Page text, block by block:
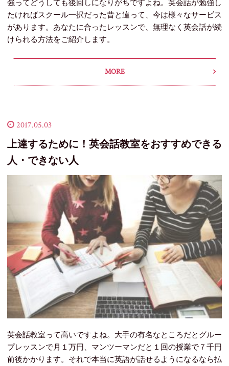
強ってどうしても後回しになりがちですよね。 英会話が勉強し
たければスクール一択だった昔と違って、今は様々なサービス
があります。 あなたに合ったレッスンで、無理なく英会話が続
けられる方法をご紹介します。
MORE
2017.05.03
上達するために！英会話教室をおすすめできる
人・できない人
英会話教室って高いですよね。 大手の有名なところだとグルー
プレッスンで月１万円、マンツーマンだと１回の授業で７千円
前後かかります。 それで本当に英語が話せるようになるなら払